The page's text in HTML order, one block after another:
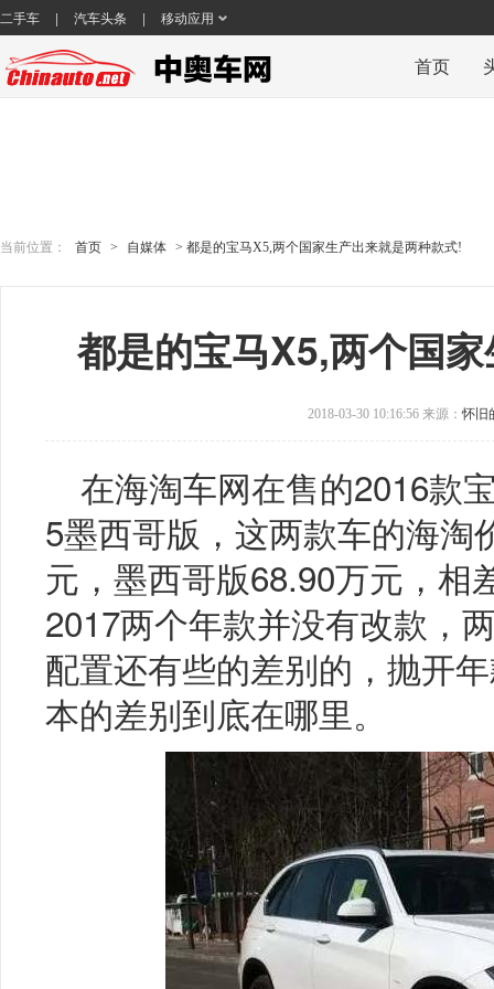
二手车 | 汽车头条 | 移动应用
首页
当前位置： 首页 > 自媒体 > 都是的宝马X5,两个国家生产出来就是两种款式!
都是的宝马X5,两个国
2018-03-30 10:16:56 来源：怀旧
在海淘车网在售的2016款
5墨西哥版，这两款车的海
元，墨西哥版68.90万元，相
2017两个年款并没有改款，
配置还有些的差别的，抛开
本的差别到底在哪里。